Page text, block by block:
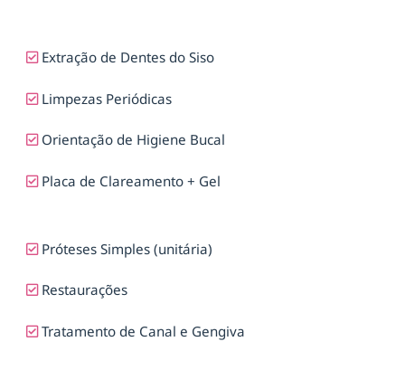
Extração de Dentes do Siso
Limpezas Periódicas
Orientação de Higiene Bucal
Placa de Clareamento + Gel
Próteses Simples (unitária)
Restaurações
Tratamento de Canal e Gengiva